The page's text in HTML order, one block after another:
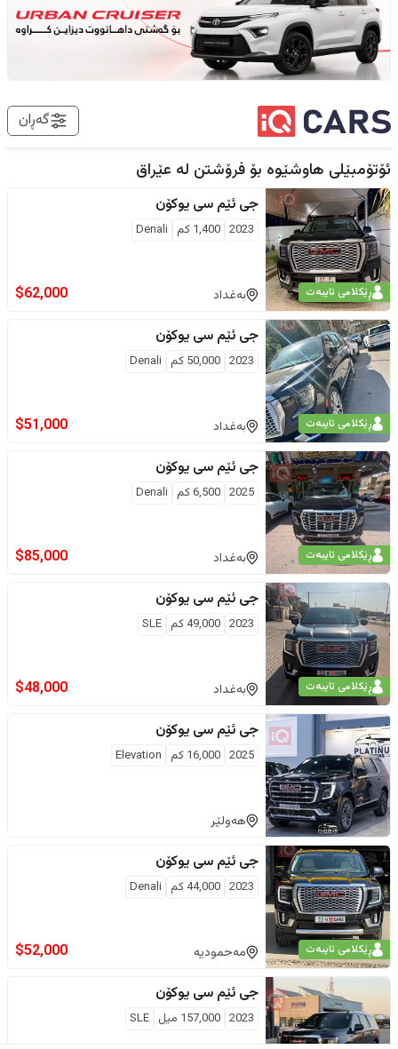
گەڕان
ئۆتۆمبێلی هاوشێوە بۆ فرۆشتن لە عێراق
ڕێکلامی تایبەت
جی ئێم سی یوکۆن
2023
1,400 كم Denali
بەغداد $62,000
ڕێکلامی تایبەت
جی ئێم سی یوکۆن
2023
50,000 كم Denali
بەغداد $51,000
ڕێکلامی تایبەت
جی ئێم سی یوکۆن
2025
6,500كم Denali
بەغداد $85,000
ڕێکلامی تایبەت
جی ئێم سی یوکۆن
2023
49,000كم SLE
بەغداد $48,000
جی ئێم سی یوکۆن
2025
16,000 كم Elevation
هەولێر
ڕێکلامی تایبەت
جی ئێم سی یوکۆن
2023
44,000كم Denali
مەحمودیە $52,000
جی ئێم سی یوکۆن
2023
157,000 ميل SLE